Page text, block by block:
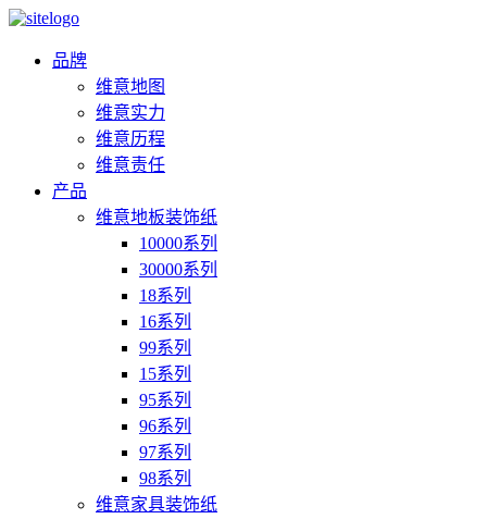
品牌
维意地图
维意实力
维意历程
维意责任
产品
维意地板装饰纸
10000系列
30000系列
18系列
16系列
99系列
15系列
95系列
96系列
97系列
98系列
维意家具装饰纸